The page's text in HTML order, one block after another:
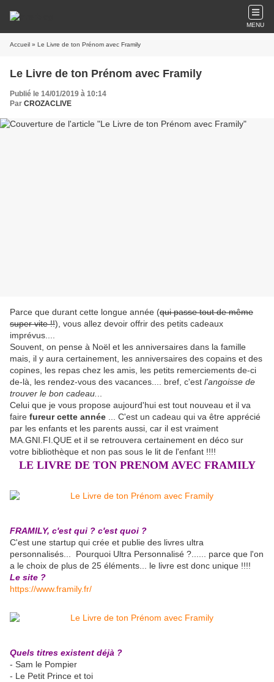
MENU
Accueil » Le Livre de ton Prénom avec Framily
Le Livre de ton Prénom avec Framily
Publié le 14/01/2019 à 10:14
Par CROZACLIVE
Parce que durant cette longue année (qui passe tout de même
super vite !!), vous allez devoir offrir des petits cadeaux
imprévus....
Souvent, on pense à Noël et les anniversaires dans la famille
mais, il y aura certainement, les anniversaires des copains et des
copines, les repas chez les amis, les petits remerciements de-ci
de-là, les rendez-vous des vacances.... bref, c'est l'angoisse de
trouver le bon cadeau.
Celui que je vous propose aujourd'hui est tout nouveau et il va
faire fureur cette année
... C'est un cadeau qui va être apprécié
par les enfants et les parents aussi, car il est vraiment
MA.GNI.FI.QUE et il se retrouvera certainement en déco sur
votre bibliothèque et non pas sous le lit de l'enfant !!!!
LE LIVRE DE TON PRENOM AVEC FRAMILY
FRAMILY, c'est qui ? c'est quoi ?
C'est une startup qui crée et publie des livres ultra
personnalisés... Pourquoi Ultra Personnalisé ?...... parce que l'on
a le choix de plus de 25 éléments... le livre est donc unique !!!!
Le site ?
https://www.framily.fr/
Quels titres existent déjà ?
- Sam le Pompier
- Le Petit Prince et toi